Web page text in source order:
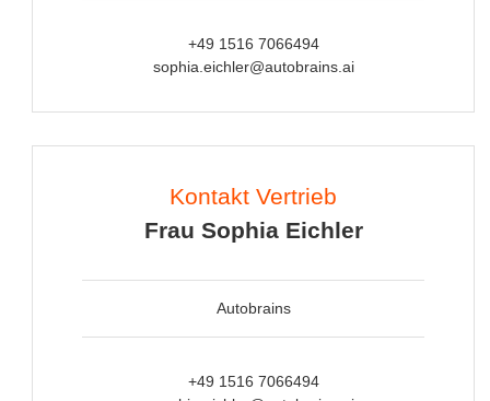
+49 1516 7066494
sophia.eichler@autobrains.ai
Kontakt Vertrieb
Frau Sophia Eichler
Autobrains
+49 1516 7066494